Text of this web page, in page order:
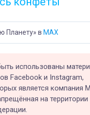
Планету» в MAX
использованы
Facebook и Instagram,
является компания
на территории